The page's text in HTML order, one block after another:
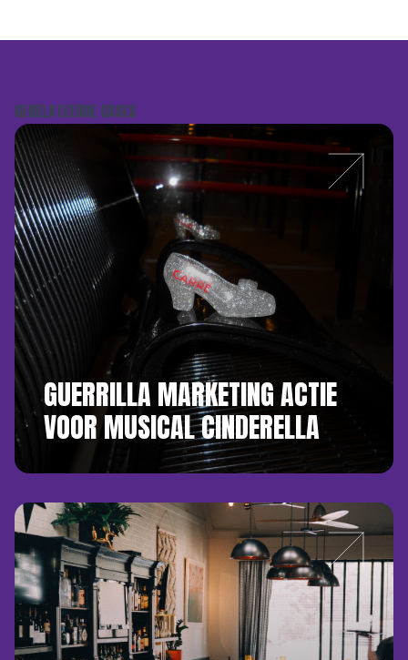
GERELATEERDE CASES
GUERRILLA MARKETING ACTIE
VOOR MUSICAL CINDERELLA